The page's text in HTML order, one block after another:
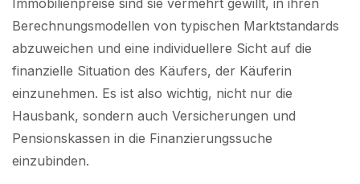
Immobilienpreise sind sie vermehrt gewillt, in ihren
Berechnungsmodellen von typischen Marktstandards
abzuweichen und eine individuellere Sicht auf die
finanzielle Situation des Käufers, der Käuferin
einzunehmen. Es ist also wichtig, nicht nur die
Hausbank, sondern auch Versicherungen und
Pensionskassen in die Finanzierungssuche
einzubinden.